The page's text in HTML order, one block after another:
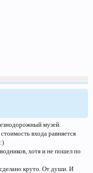
музей.
входа равняется
хотя и не пошел по
круто. От души. И